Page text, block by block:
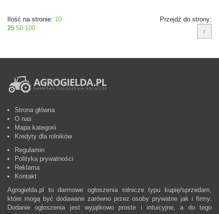
Ilość na stronie: 10
25 50 100
Przejdź do strony:
Strona główna
O nas
Mapa kategorii
Kredyty dla rolników
Regulamin
Polityka prywatności
Reklama
Kontakt
Agrogielda.pl to darmowe ogłoszenia rolnicze typu kupię/sprzedam,
które mogą być dodawane zarówno przez osoby prywatne jak i firmy.
Dodanie ogłoszenia jest wyjątkowo proste i intuicyjne, a do tego